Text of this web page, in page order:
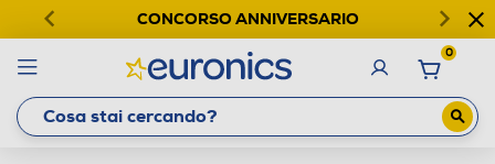
CONCORSO ANNIVERSARIO
0